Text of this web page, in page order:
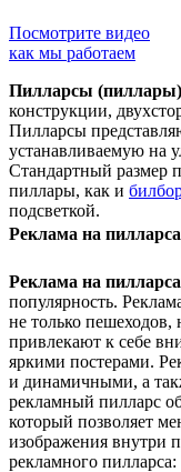
Посмотрите видео
как мы работаем
Пилларсы (пиллары)
конструкции,
Пилларсы
устанавливаемую на
Стандартный размер
пиллары, как и
подсветкой.
Реклама на
Реклама на
популярность.
не только
привлекают к себе
яркими постерами.
и динамичными, а
рекламный пилларс
который позволяет
изображения внутри
рекламного пилларса: